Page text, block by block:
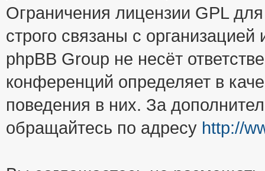
Ограничения лицензии GPL
строго связаны с
phpBB Group не несёт
конференций определяет в
поведения в них. За
обращайтесь по адресу http://